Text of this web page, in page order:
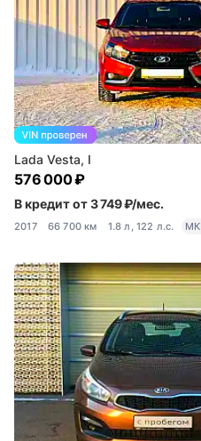
Lada Vesta, I
576 000 ₽
В кредит от 3 749 ₽/мес.
2017 66 700 км 1.8 л, 122 л.с.